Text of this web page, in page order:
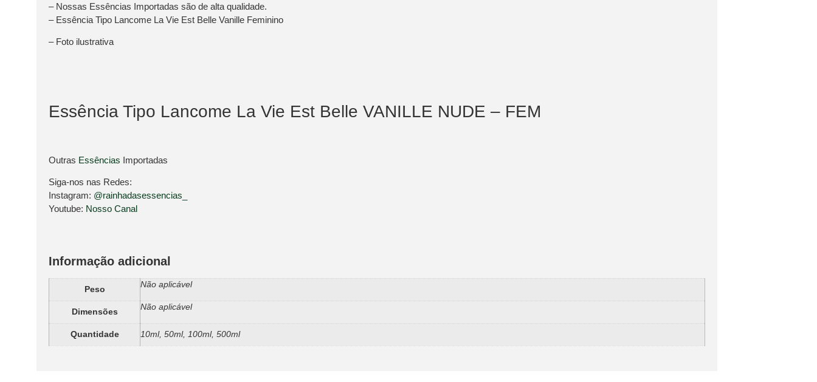
– Nossas Essências Importadas são de alta qualidade.
– Essência Tipo Lancome La Vie Est Belle Vanille Feminino
– Foto ilustrativa
Essência Tipo Lancome La Vie Est Belle VANILLE NUDE – FEM
Outras Essências Importadas
Siga-nos nas Redes:
Instagram: @rainhadasessencias_
Youtube: Nosso Canal
Informação adicional
Peso
Não aplicável
Dimensões
Não aplicável
Quantidade 10ml, 50ml, 100ml, 500ml